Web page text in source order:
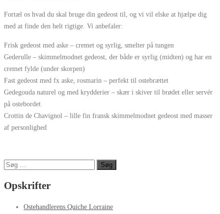
Fortæl os hvad du skal bruge din gedeost til, og vi vil elske at hjælpe dig
med at finde den helt rigtige. Vi anbefaler:
Frisk gedeost med aske – cremet og syrlig, smelter på tungen
Gederulle – skimmelmodnet gedeost, der både er syrlig (midten) og har en
cremet fylde (under skorpen)
Fast gedeost med fx aske, rosmarin – perfekt til ostebrættet
Gedegouda naturel og med krydderier – skær i skiver til brødet eller servér
på ostebordet
Crottin de Chavignol – lille fin fransk skimmelmodnet gedeost med masser
af personlighed
Søg
Opskrifter
Ostehandlerens Quiche Lorraine